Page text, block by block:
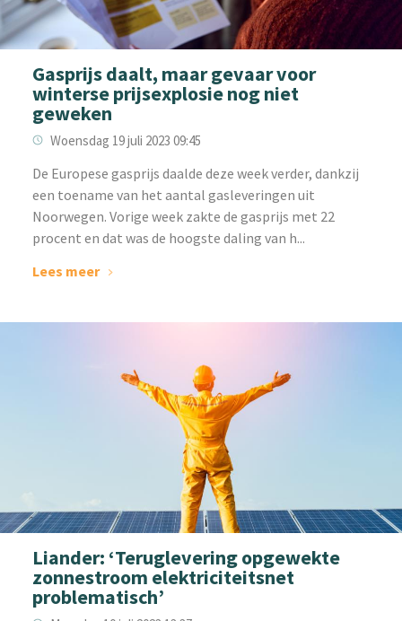
Gasprijs daalt, maar gevaar voor
winterse prijsexplosie nog niet
geweken
Woensdag 19 juli 2023 09:45
‌De Europese gasprijs daalde deze week verder, dankzij
een toename van het aantal gasleveringen uit
Noorwegen. Vorige week zakte de gasprijs met 22
procent en dat was de hoogste daling van h...
Lees meer
Liander: ‘Teruglevering opgewekte
zonnestroom elektriciteitsnet
problematisch’